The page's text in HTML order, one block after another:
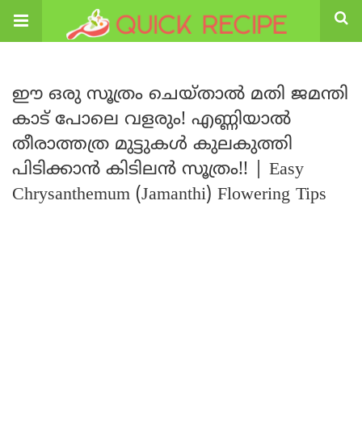
ഈ ഒരു സൂത്രം ചെയ്താൽ മതി ജമന്തി
കാട് പോലെ വളരും! എണ്ണിയാൽ
തീരാത്തത്ര മുട്ടുകൾ കുലകുത്തി
പിടിക്കാൻ കിടിലൻ സൂത്രം!! | Easy
Chrysanthemum (Jamanthi) Flowering Tips